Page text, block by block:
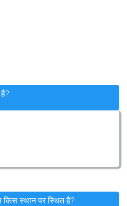
किस स्थान पर स्थित है?